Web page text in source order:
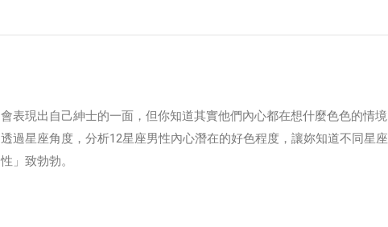
表現出自己紳士的一面，但你知道其實他們內心都在想什麼色色的情境
過星座角度，分析12星座男性內心潛在的好色程度，讓妳知道不同星座
」致勃勃。